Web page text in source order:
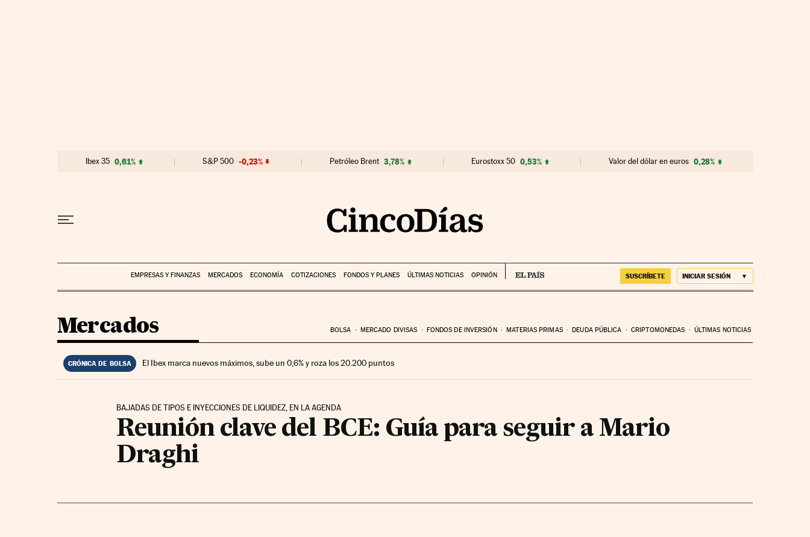
Ibex 35 0,61% S&P 500 -0,23% Petróleo Brent 3,78% Eurostoxx 50 0,53% Valor del dólar en euros 0,28%
EMPRESAS Y FINANZAS MERCADOS ECONOMÍA COTIZACIONES FONDOS Y PLANES ÚLTIMAS NOTICIAS OPINIÓN SUSCRÍBETE INICIAR SESIÓN
Mercados BOLSA MERCADO DIVISAS FONDOS DE INVERSIÓN MATERIAS PRIMAS DEUDA PÚBLICA CRIPTOMONEDAS ÚLTIMAS NOTICIAS
CRÓNICA DE BOLSA El Ibex marca nuevos máximos, sube un 0,6% y roza los 20.200 puntos
BAJADAS DE TIPOS E INYECCIONES DE LIQUIDEZ, EN LA AGENDA
Reunión clave del BCE: Guía para seguir a Mario
Draghi